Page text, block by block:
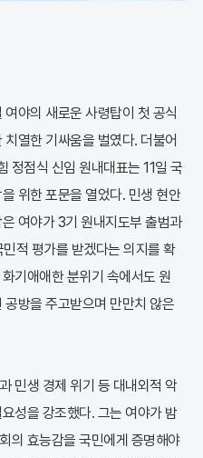
야의 새로운 사령탑이 첫 공식
열한 기싸움을 벌였다. 더불어
정점식 신임 원내대표는 11일 국
위한 포문을 열었다. 민생 현안
여야가 3기 원내지도부 출범과
적 평가를 받겠다는 의지를 확
기애애한 분위기 속에서도 원
방을 주고받으며 만만치 않은
민생 경제 위기 등 대내외적 악
성을 강조했다. 그는 여야가 밤
의 효능감을 국민에게 증명해야